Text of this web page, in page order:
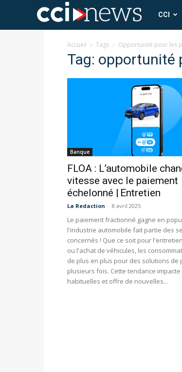
CCI
News
CCI
Accueil Tags Opportunité pour les
Tag: opportunité
Banque
FLOA : L’automobile
vitesse avec le paiement
échelonné | Entretien
La Redaction - 8 avril 2025
Le paiement fractionné gagne en
l'industrie automobile fait partie des
concernés ! Que ce soit pour
ou l'achat de véhicules, les
de plus en plus pour des solutions de
plusieurs fois. Cette tendance
habituelles et offre de nouvelles...